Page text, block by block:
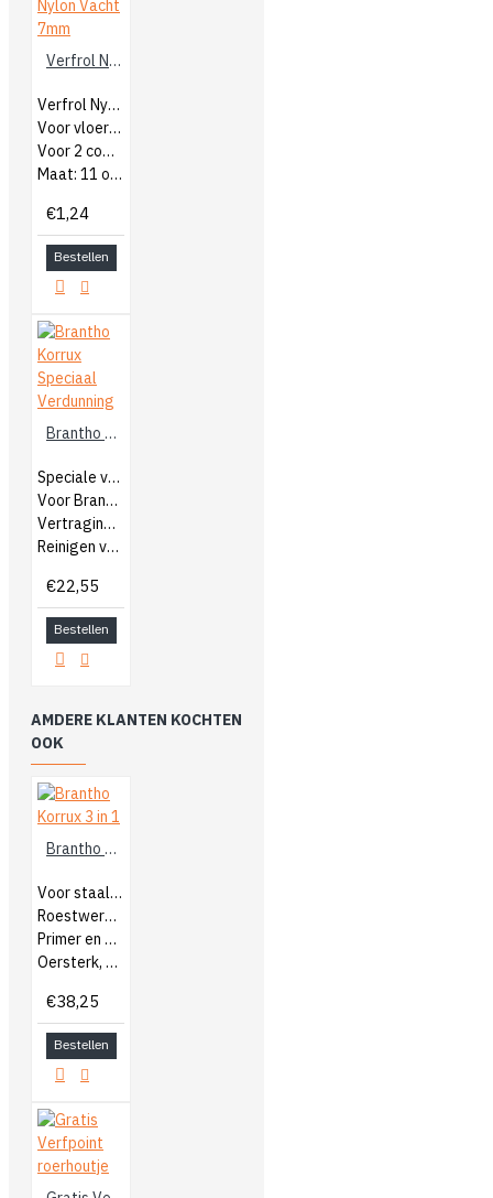
Verfrol Nylon Vacht 7mm
Verfrol Nylon vacht
Voor vloercoating
Voor 2 componenten
Maat: 11 of 25cm
€1,24
Bestellen
Brantho Korrux Speciaal Verdunning
Speciale verdunning
Voor Brantho Korrux
Vertraging van de droging
Reinigen van kwasten
€22,55
Bestellen
AMDERE KLANTEN KOCHTEN
OOK
Brantho Korrux 3 in 1
Voor staal en kunststof
Roestwerende coating
Primer en aflak
Oersterk, en goede hechting
€38,25
Bestellen